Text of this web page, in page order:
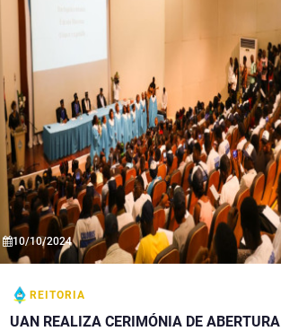
10/10/2024
REITORIA
UAN REALIZA CERIMÓNIA DE ABERTURA